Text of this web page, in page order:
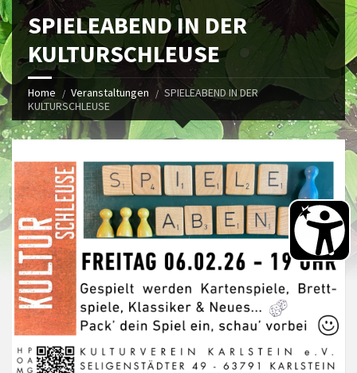
SPIELEABEND IN DER
KULTURSCHLEUSE
Home Veranstaltungen
SPIELEABEND IN DER
KULTURSCHLEUSE